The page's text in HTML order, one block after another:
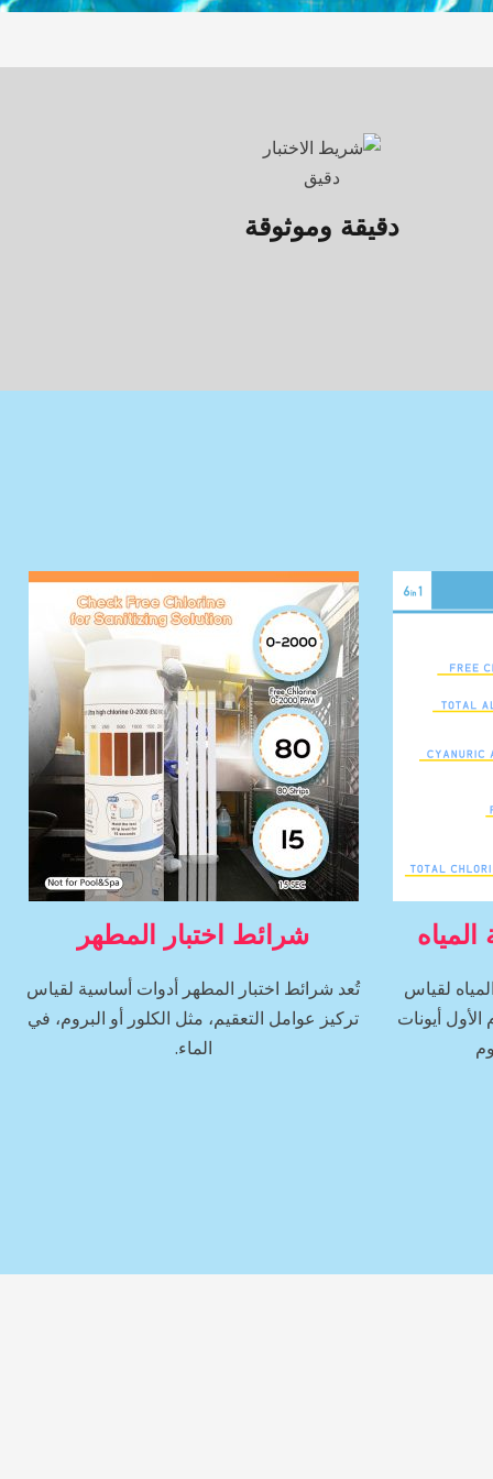
دقيقة وموثوقة
لقياس
الأول أيونات
شرائط اختبار المطهر
تُعد شرائط اختبار المطهر أدوات أساسية لقياس
تركيز عوامل التعقيم، مثل الكلور أو البروم، في
الماء.